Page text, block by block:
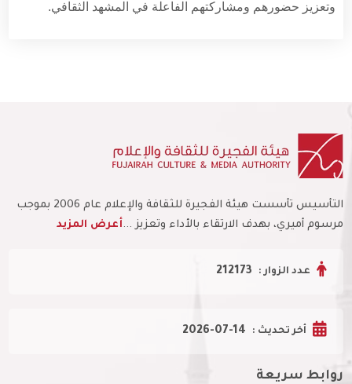
وتعزيز حضورهم ومشاركتهم الفاعلة في المشهد الثقافي.
التأسيس تأسست هيئة الفجيرة للثقافة والإعلام عام 2006 بموجب
مرسوم أميري، بهدف الارتقاء بالأداء وتعزيز ...أعرض المزيد
عدد الزوار : 212173
أخر تحديث : 2026-07-14
روابط سريعة